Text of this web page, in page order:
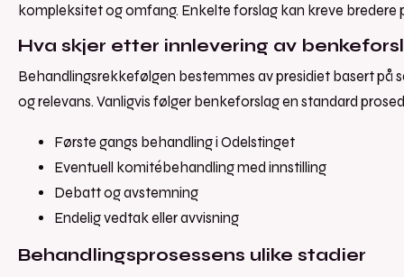
kompleksitet og omfang. Enkelte forslag kan kreve bredere
Hva skjer etter innlevering av
Behandlingsrekkefølgen bestemmes av presidiet basert på
og relevans. Vanligvis følger benkeforslag en standard
Første gangs behandling i Odelstinget
Eventuell komitébehandling med innstilling
Debatt og avstemning
Endelig vedtak eller avvisning
Behandlingsprosessens ulike stadier